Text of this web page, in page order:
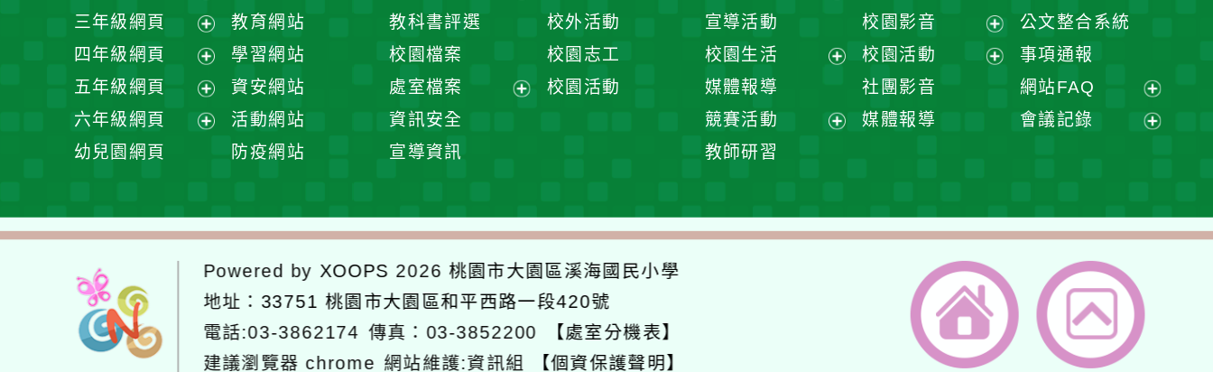
選
單
展
開
選
單
三年級網頁
展
開
選
單
四年級網頁
展
開
選
五年級網頁
展
開
六年級網頁
單
幼兒園網頁
教育網站
學習網站
資安網站
活動網站
防疫網站
單
教科書評選
校園檔案
處室檔案
資訊安全
宣導資訊
校外活動
校園志工
校園活動
單
選
宣導活動
校園生活
選
媒體報導
競賽活動
單
教師研習
校園影音
展
開
校園活動
社團影音
媒體報導
公文整合系統
事項通報
網站FAQ
展
開
會議記錄
單
Powered by XOOPS 2026桃園市大園區溪海國民小學
地址： 33751 桃園市大園區和平西路一段420號
電話:03-3862174 傳真：03-3852200
【處室分機表】
建議瀏覽器 chrome 網站維護:資訊組 【個資保護聲明】